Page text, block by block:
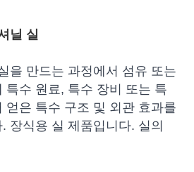
닐 실
을 만드는 과정에서 섬유 또는
특수 원료, 특수 장비 또는 특
얻은 특수 구조 및 외관 효과를
장식용 실 제품입니다. 실의